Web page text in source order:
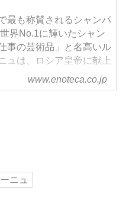
最も称賛されるシャンパ
界No.1に輝いたシャン
事の芸術品」と名高いル
ュは、ロシア皇帝に献上
ルでも有名です。
www.enoteca.co.jp
ニュ